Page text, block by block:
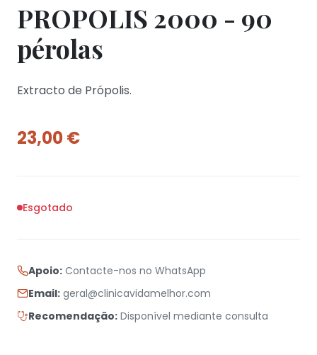
PROPOLIS 2000 - 90
pérolas
Extracto de Própolis.
23,00€
Esgotado
Apoio: Contacte-nos no WhatsApp
Email: geral@clinicavidamelhor.com
Recomendação: Disponível mediante consulta